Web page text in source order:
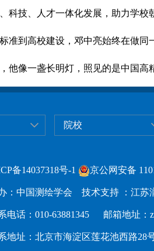
科技、人才一体化发展，助力学校
到高校建设，邓中亮始终在做同
像一盏长明灯，照见的是中国高
院校
备14037318号-1 京公网安备
：中国测绘学会 技术支持 ：江苏
电话：010-63881345 邮箱地址：
地址：北京市海淀区莲花池西路28